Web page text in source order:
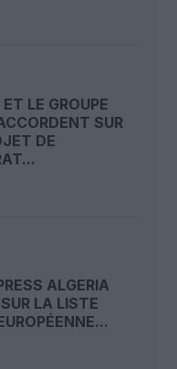
ET LE GROUPE
SUR
DE
ALGERIA
LA LISTE